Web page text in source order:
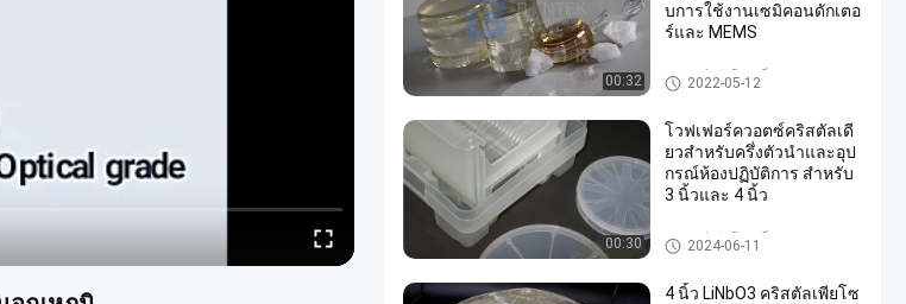
00:32
บการใช้งานเซมิคอนดักเตอ
ร์และ MEMS
เวเฟอร์เพียโซอิเล็กทริก
2022-05-12
00:30
โวฟเฟอร์ควอตซ์คริสตัลเดี
ยวสําหรับครึ่งตัวนําและอุป
กรณ์ห้องปฏิบัติการ สําหรับ
3 นิ้วและ 4 นิ้ว
เวเฟอร์เพียโซอิเล็กทริก
2024-06-11
4 นิ้ว LiNbO3 คริสตัลเพียโซ